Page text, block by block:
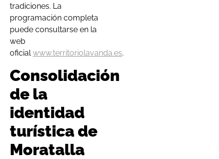
tradiciones. La
programación completa
puede consultarse en la
web
oficialwww.territoriolavanda.es.
Consolidación
de la
identidad
turística de
Moratalla